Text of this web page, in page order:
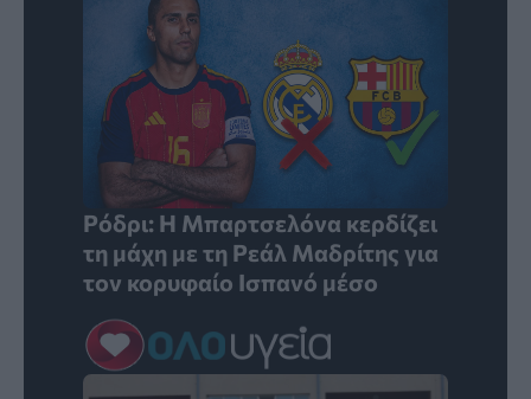
Ρόδρι: Η Μπαρτσελόνα κερδίζει
τη μάχη με τη Ρεάλ Μαδρίτης για
τον κορυφαίο Ισπανό μέσο